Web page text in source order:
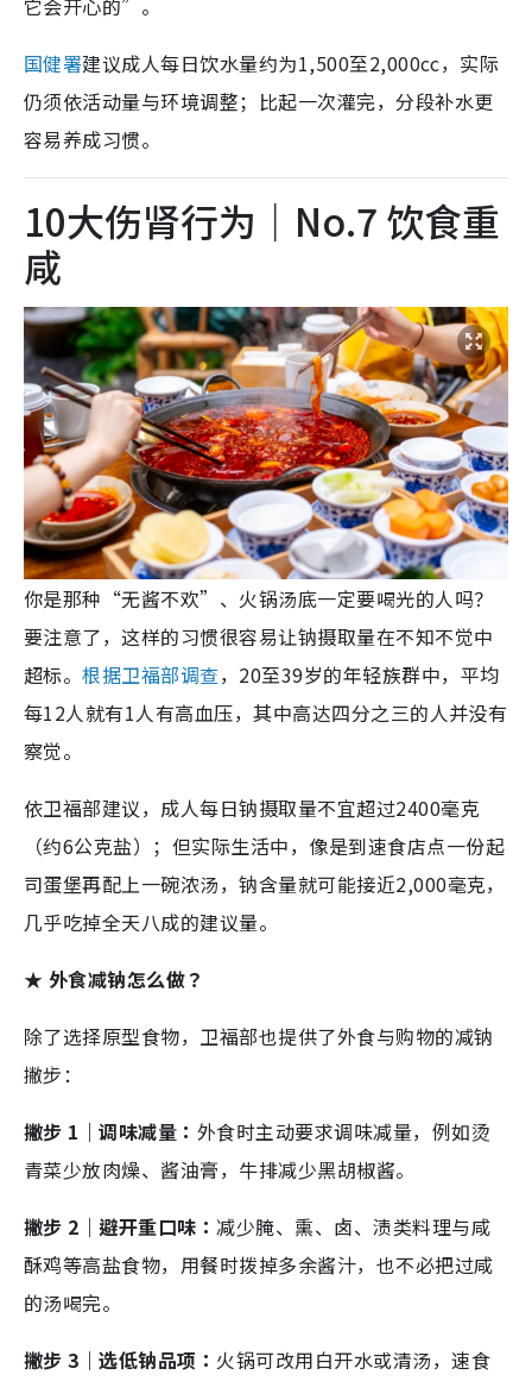
国健署建议成人每日饮水量约为1,500至2,000cc，实际
仍须依活动量与环境调整；比起一次灌完，分段补水更
容易养成习惯。
10大伤肾行为｜No.7 饮食重
咸
你是那种“无酱不欢”、火锅汤底一定要喝光的人吗？
要注意了，这样的习惯很容易让钠摄取量在不知不觉中
超标。根据卫福部调查，20至39岁的年轻族群中，平均
每12人就有1人有高血压，其中高达四分之三的人并没有
察觉。
依卫福部建议，成人每日钠摄取量不宜超过2400毫克
（约6公克盐）；但实际生活中，像是到速食店点一份起
司蛋堡再配上一碗浓汤，钠含量就可能接近2,000毫克，
几乎吃掉全天八成的建议量。
★ 外食减钠怎么做？
除了选择原型食物，卫福部也提供了外食与购物的减钠
撇步：
撇步 1｜调味减量： 外食时主动要求调味减量，例如烫
青菜少放肉燥、酱油膏，牛排减少黑胡椒酱。
撇步 2｜避开重口味： 减少腌、熏、卤、渍类料理与咸
酥鸡等高盐食物，用餐时拨掉多余酱汁，也不必把过咸
的汤喝完。
撇步 3｜选低钠品项： 火锅可改用白开水或清汤，速食